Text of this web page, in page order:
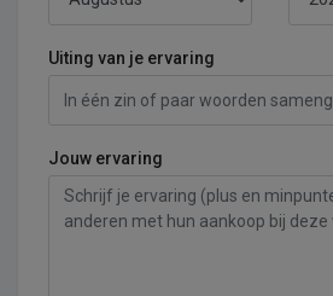
Uiting van je ervaring
Jouw ervaring